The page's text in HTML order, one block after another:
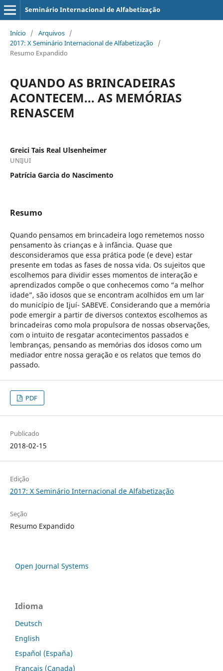
Seminário Internacional de Alfabetização
Início / Arquivos /
2017: X Seminário Internacional de Alfabetização /
Resumo Expandido
QUANDO AS BRINCADEIRAS
ACONTECEM... AS MEMÓRIAS
RENASCEM
Greici Tais Real Ulsenheimer
UNIJUI
Patrícia Garcia do Nascimento
Resumo
Quando pensamos em brincadeira logo remetemos nosso
pensamento às crianças e à infância. Quase que
desconsideramos que essa prática pode (e deve) estar
presente em todas as fases de nossa vida. Os sujeitos que
escolhemos para dividir esses momentos de interação e
aprendizados compõe o que conhecemos como “a melhor
idade”, são idosos que se encontram acolhidos em um lar
do município de Ijuí- SABEVE. Considerando que a memória
pode emergir a partir de diversos contextos escolhemos as
brincadeiras como mola propulsora de nossas observações,
com o intuito de resgatar acontecimentos passados e
lembranças, pensando as memórias dos idosos como um
mediador entre nossa geração e os relatos que temos do
passado.
PDF
Publicado
2018-02-15
Edição
2017: X Seminário Internacional de Alfabetização
Seção
Resumo Expandido
Open Journal Systems
Idioma
Deutsch
English
Español (España)
Français (Canada)